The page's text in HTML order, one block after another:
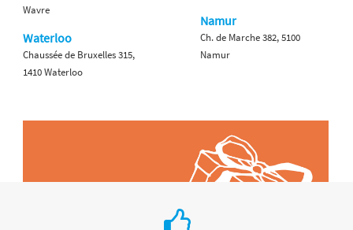
Wavre
Waterloo
Chaussée de Bruxelles 315,
1410 Waterloo
Namur
Ch. de Marche 382, 5100
Namur